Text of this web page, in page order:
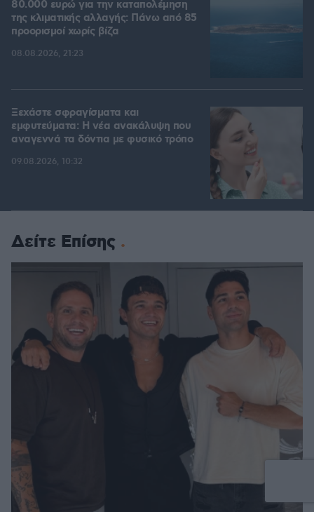
80.000 ευρώ για την καταπολέμηση
της κλιματικής αλλαγής: Πάνω από 85
προορισμοί χωρίς βίζα
08.08.2026, 21:23
Ξεχάστε σφραγίσματα και
εμφυτεύματα: Η νέα ανακάλυψη που
αναγεννά τα δόντια με φυσικό τρόπο
09.08.2026, 10:32
Δείτε Επίσης